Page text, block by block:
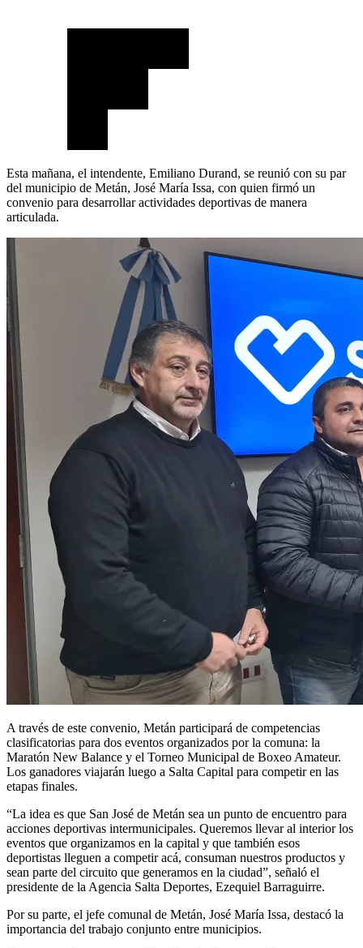
Esta mañana, el intendente, Emiliano Durand, se reunió con su par
del municipio de Metán, José María Issa, con quien firmó un
convenio para desarrollar actividades deportivas de manera
articulada.
A través de este convenio, Metán participará de competencias
clasificatorias para dos eventos organizados por la comuna: la
Maratón New Balance y el Torneo Municipal de Boxeo Amateur.
Los ganadores viajarán luego a Salta Capital para competir en las
etapas finales.
“La idea es que San José de Metán sea un punto de encuentro para
acciones deportivas intermunicipales. Queremos llevar al interior los
eventos que organizamos en la capital y que también esos
deportistas lleguen a competir acá, consuman nuestros productos y
sean parte del circuito que generamos en la ciudad”, señaló el
presidente de la Agencia Salta Deportes, Ezequiel Barraguirre.
Por su parte, el jefe comunal de Metán, José María Issa, destacó la
importancia del trabajo conjunto entre municipios.